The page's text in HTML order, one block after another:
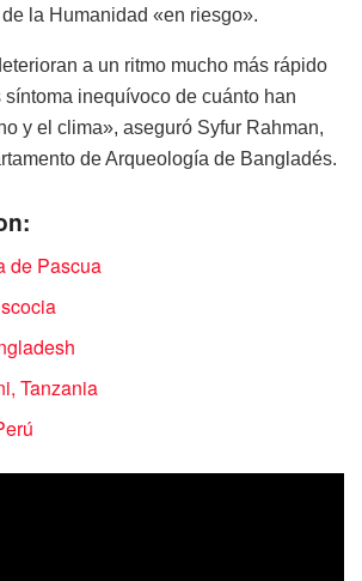
la Humanidad «en riesgo».
a un ritmo mucho más rápido
síntoma inequívoco de cuánto han
y el clima», aseguró Syfur Rahman,
de Arqueología de Bangladés.
de Pascua
Tanzania